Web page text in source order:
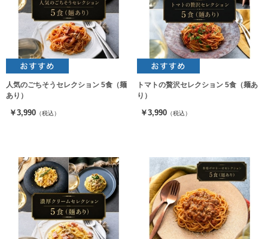
人気のごちそうセレクション 5食（麺
あり）
￥3,990 （税込）
トマトの贅沢セレクション 5食（麺あ
り）
￥3,990 （税込）